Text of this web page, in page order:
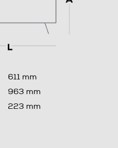
611 mm
963 mm
223 mm